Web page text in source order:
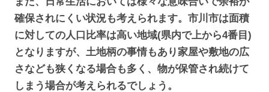
確保されにくい状況も考えられます。市川市は面積
に対しての人口比率は高い地域(県内で上から4番目)
となりますが、土地柄の事情もあり家屋や敷地の広
さなども狭くなる場合も多く、物が保管され続けて
しまう場合が考えられるでしょう。